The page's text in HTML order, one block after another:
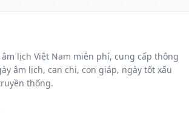
lịch Việt Nam miễn phí, cung cấp thông
âm lịch, can chi, con giáp, ngày tốt xấu
thống.